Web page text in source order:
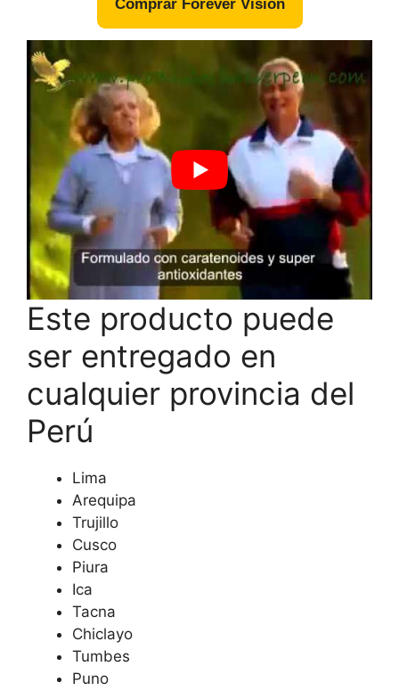
Comprar Forever Vision
Este producto puede
ser entregado en
cualquier provincia del
Perú
Lima
Arequipa
Trujillo
Cusco
Piura
Ica
Tacna
Chiclayo
Tumbes
Puno